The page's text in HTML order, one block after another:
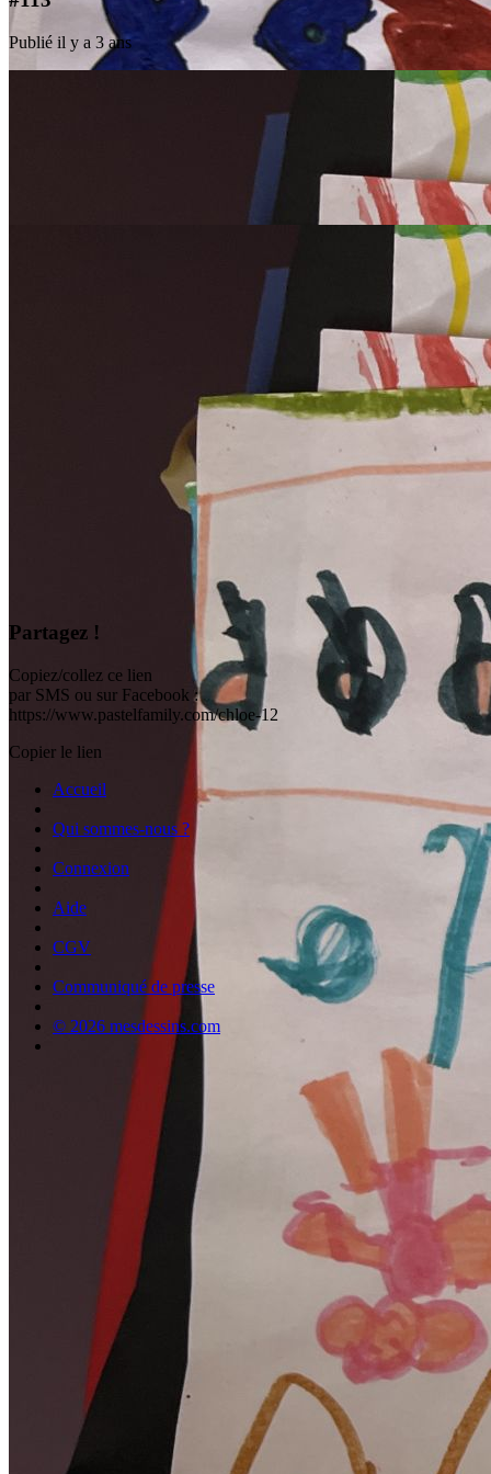
Publié il y a 3 ans
Partagez !
Copiez/collez ce lien
par SMS ou sur Facebook :
https://www.pastelfamily.com/chloe-12
Copier le lien
Accueil
Qui sommes-nous ?
Connexion
Aide
CGV
Communiqué de presse
© 2026 mesdessins.com